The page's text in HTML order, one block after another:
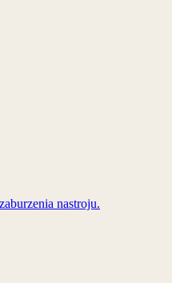
nastroju.